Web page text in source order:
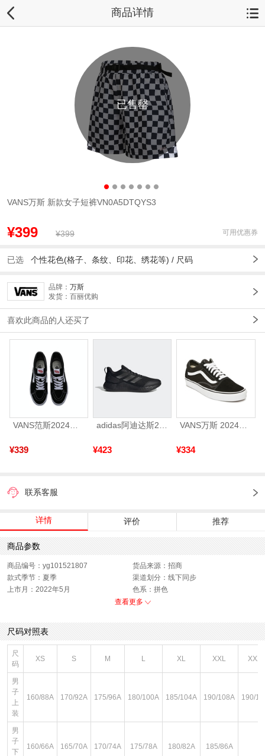
商品详情
已售罄
VANS万斯 新款女子短裤VN0A5DTQYS3
¥399 ¥399 可用优惠券
已选 个性花色(格子、条纹、印花、绣花等) / 尺码
品牌： 万斯
发货：百丽优购
喜欢此商品的人还买了
VANS范斯2024中性SK8-HiCL帆布鞋/硫化鞋VN000D5IB8C
¥339 ¥423 ¥334
联系客服
详情 评价 推荐
商品参数
商品编号：yg101521807
货品来源：招商
款式季节：夏季
渠道划分：线下同步
上市月：2022年5月
色系：拼色
风格：休闲
性别：女子
查看更多
尺码对照表
尺
码
XS S M L XL XXL
男
子
上
装
160/88A 170/92A 175/96A 180/100A 185/104A 190/108A 190/
男
子
下
160/66A 165/70A 170/74A 175/78A 180/82A 185/86A